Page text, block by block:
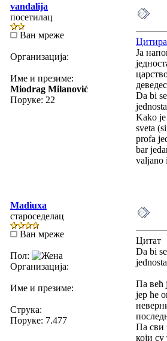
vandalija
посетилац
Ван мреже
Организација:
Име и презиме:
Miodrag Milanović
Поруке: 22
Ја
Da bi
Kako je
sveta
profa
bar
valjano
Madiuxa
староседелац
Ван мреже
Пол:
Организација:
Име и презиме:
Струка:
Поруке: 7.477
Цитат
Da bi
Па већ
јер ће
Па сви
који